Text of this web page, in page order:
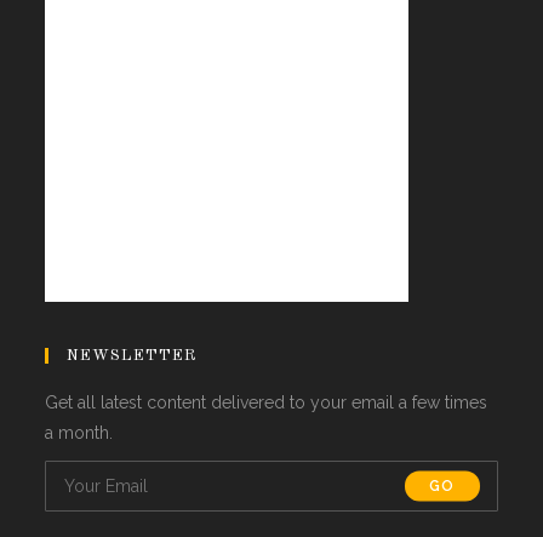
NEWSLETTER
Get all latest content delivered to your email a few times
a month.
GO